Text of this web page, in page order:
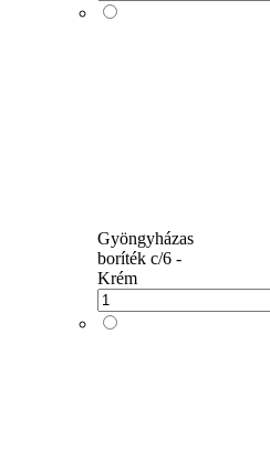
Gyöngyházas
boríték c/6 -
Krém